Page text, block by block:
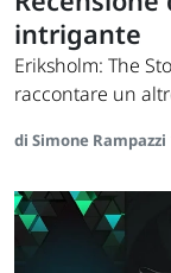
intrigante
Eriksholm: The
raccontare un
di Simone Rampazzi